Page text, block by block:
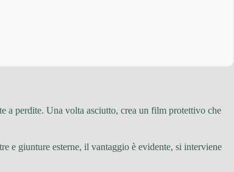
a perdite. Una volta asciutto, crea un film protettivo che
e giunture esterne, il vantaggio è evidente, si interviene